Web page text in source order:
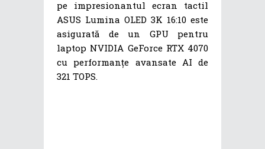
pe impresionantul ecran tactil
ASUS Lumina OLED 3K 16:10 este
asigurată de un GPU pentru
laptop NVIDIA GeForce RTX 4070
cu performanțe avansate AI de
321 TOPS.